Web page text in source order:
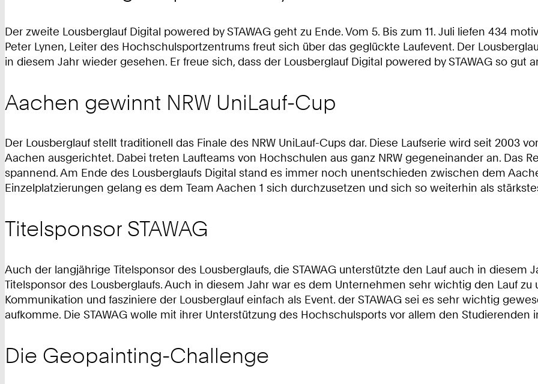
Der zweite Lousberglauf Digital powered by STAWAG geht zu Ende. Vom 5. Bis zum 11. Juli liefen 434
Peter Lynen, Leiter des Hochschulsportzentrums freut sich über das geglückte Laufevent. Der
in diesem Jahr wieder gesehen. Er freue sich, dass der Lousberglauf Digital powered by STAWAG so gut
Aachen gewinnt NRW UniLauf-Cup
Der Lousberglauf stellt traditionell das Finale des NRW UniLauf-Cups dar. Diese Laufserie wird seit 2003
Aachen ausgerichtet. Dabei treten Laufteams von Hochschulen aus ganz NRW gegeneinander an. Das
spannend. Am Ende des Lousberglaufs Digital stand es immer noch unentschieden zwischen dem
Einzelplatzierungen gelang es dem Team Aachen 1 sich durchzusetzen und sich so weiterhin als
Titelsponsor STAWAG
Auch der langjährige Titelsponsor des Lousberglaufs, die STAWAG unterstützte den Lauf auch in diesem
Titelsponsor des Lousberglaufs. Auch in diesem Jahr war es dem Unternehmen sehr wichtig den Lauf zu
Kommunikation und fasziniere der Lousberglauf einfach als Event. der STAWAG sei es sehr wichtig
aufkomme. Die STAWAG wolle mit ihrer Unterstützung des Hochschulsports vor allem den Studierenden
Die Geopainting-Challenge